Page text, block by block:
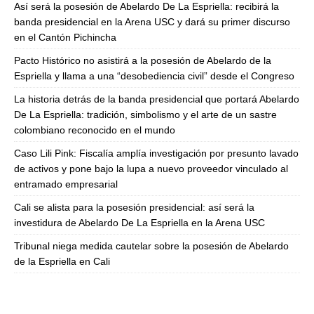
Así será la posesión de Abelardo De La Espriella: recibirá la
banda presidencial en la Arena USC y dará su primer discurso
en el Cantón Pichincha
Pacto Histórico no asistirá a la posesión de Abelardo de la
Espriella y llama a una “desobediencia civil” desde el Congreso
La historia detrás de la banda presidencial que portará Abelardo
De La Espriella: tradición, simbolismo y el arte de un sastre
colombiano reconocido en el mundo
Caso Lili Pink: Fiscalía amplía investigación por presunto lavado
de activos y pone bajo la lupa a nuevo proveedor vinculado al
entramado empresarial
Cali se alista para la posesión presidencial: así será la
investidura de Abelardo De La Espriella en la Arena USC
Tribunal niega medida cautelar sobre la posesión de Abelardo
de la Espriella en Cali